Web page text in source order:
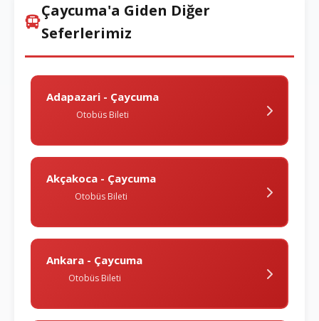
Çaycuma'a Giden Diğer
Seferlerimiz
Adapazari - Çaycuma
Otobüs Bileti
Akçakoca - Çaycuma
Otobüs Bileti
Ankara - Çaycuma
Otobüs Bileti